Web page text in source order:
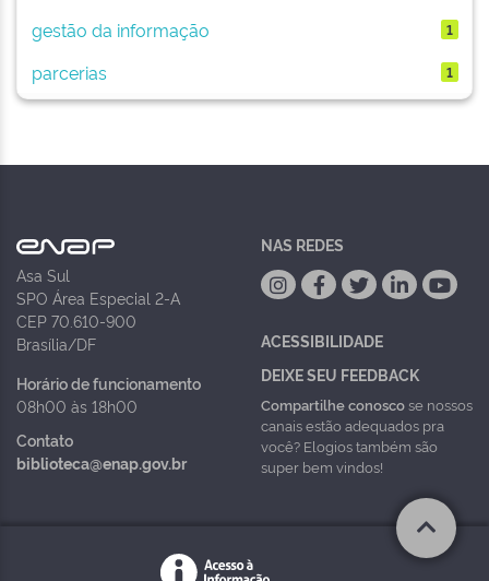
gestão da informação 1
parcerias 1
Asa Sul
SPO Área Especial 2-A
CEP 70.610-900
Brasília/DF
Horário de funcionamento
08h00 às 18h00
Contato
biblioteca@enap.gov.br
NAS REDES
ACESSIBILIDADE
DEIXE SEU FEEDBACK
Compartilhe conoscose nossos
canais estão adequados pra
você? Elogios também são
super bem vindos!